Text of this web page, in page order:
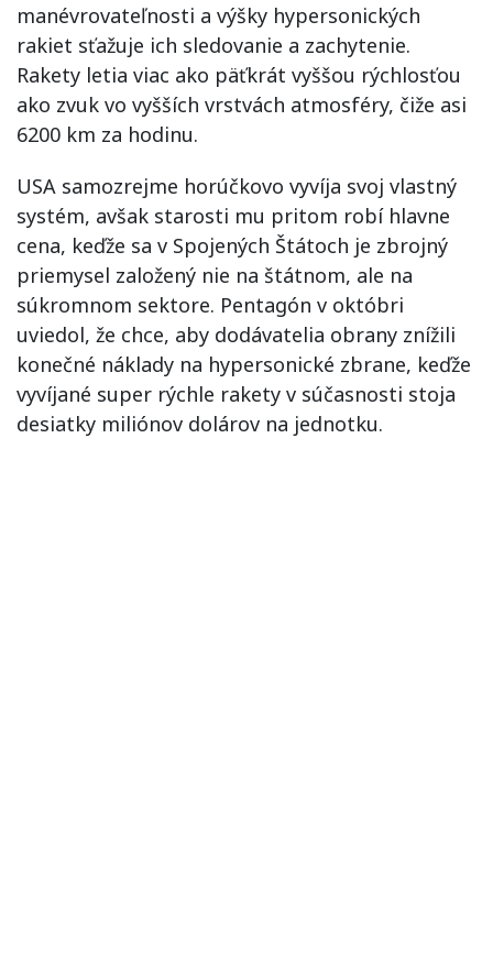
manévrovateľnosti a výšky hypersonických
rakiet sťažuje ich sledovanie a zachytenie.
Rakety letia viac ako päťkrát vyššou rýchlosťou
ako zvuk vo vyšších vrstvách atmosféry, čiže asi
6200 km za hodinu.
USA samozrejme horúčkovo vyvíja svoj vlastný
systém, avšak starosti mu pritom robí hlavne
cena, keďže sa v Spojených Štátoch je zbrojný
priemysel založený nie na štátnom, ale na
súkromnom sektore. Pentagón v októbri
uviedol, že chce, aby dodávatelia obrany znížili
konečné náklady na hypersonické zbrane, keďže
vyvíjané super rýchle rakety v súčasnosti stoja
desiatky miliónov dolárov na jednotku.